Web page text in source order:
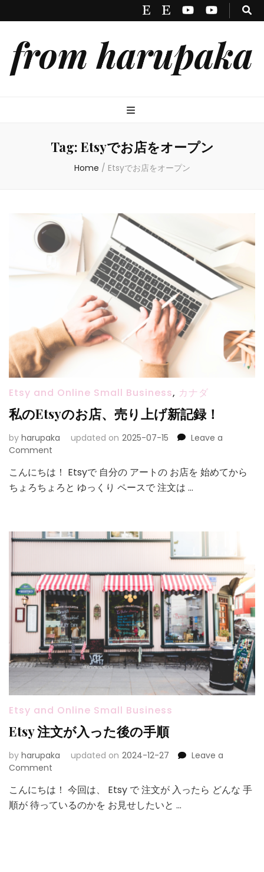
from harupaka
Tag: Etsyでお店をオープン
Home / Etsyでお店をオープン
Etsy and Online Small Business, カナダ
私のEtsyのお店、売り上げ新記録！
by harupaka updated on 2025-07-15
Leave a
Comment
の
Etsy
売
げ
新
記
録！
こんにちは！ Etsyで 自分の アートの お店を 始めてから
ちょろちょろと ゆっくり ペースで 注文は …
Etsy and Online Small Business
Etsy 注文が入った後の手順
by harupaka updated on 2024-12-27
Leave a
Comment
注
文
こんにちは！ 今回は、 Etsy で 注文が 入ったら どんな 手
順が 待っているのかを お見せしたいと …